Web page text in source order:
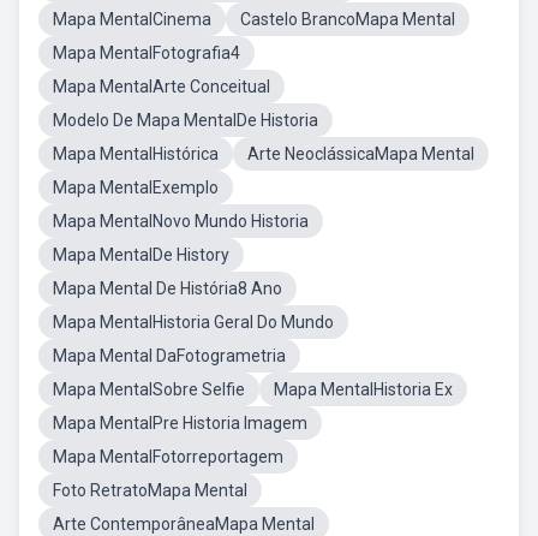
Mapa MentalCinema
Castelo BrancoMapa Mental
Mapa MentalFotografia4
Mapa MentalArte Conceitual
Modelo De Mapa MentalDe Historia
Mapa MentalHistórica
Arte NeoclássicaMapa Mental
Mapa MentalExemplo
Mapa MentalNovo Mundo Historia
Mapa MentalDe History
Mapa Mental De História8 Ano
Mapa MentalHistoria Geral Do Mundo
Mapa Mental DaFotogrametria
Mapa MentalSobre Selfie
Mapa MentalHistoria Ex
Mapa MentalPre Historia Imagem
Mapa MentalFotorreportagem
Foto RetratoMapa Mental
Arte ContemporâneaMapa Mental